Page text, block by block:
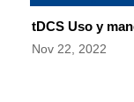
tDCS Uso y
Nov 22, 2022